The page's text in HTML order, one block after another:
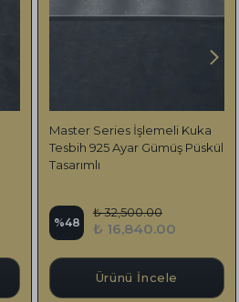
Master Series İşlemeli Kuka
Tesbih 925 Ayar Gümüş Püskül
Tasarımlı
%48
₺ 32,500.00
₺ 16,840.00
Ürünü İncele